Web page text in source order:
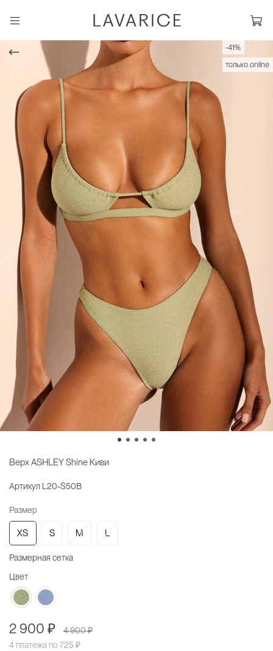
-41%
только online
Верх ASHLEY Shine Киви
Размер
XS S M L
Размерная сетка
Артикул L20-S50B
Цвет
2 900 ₽
4 900 ₽
4 платежа по 725 ₽